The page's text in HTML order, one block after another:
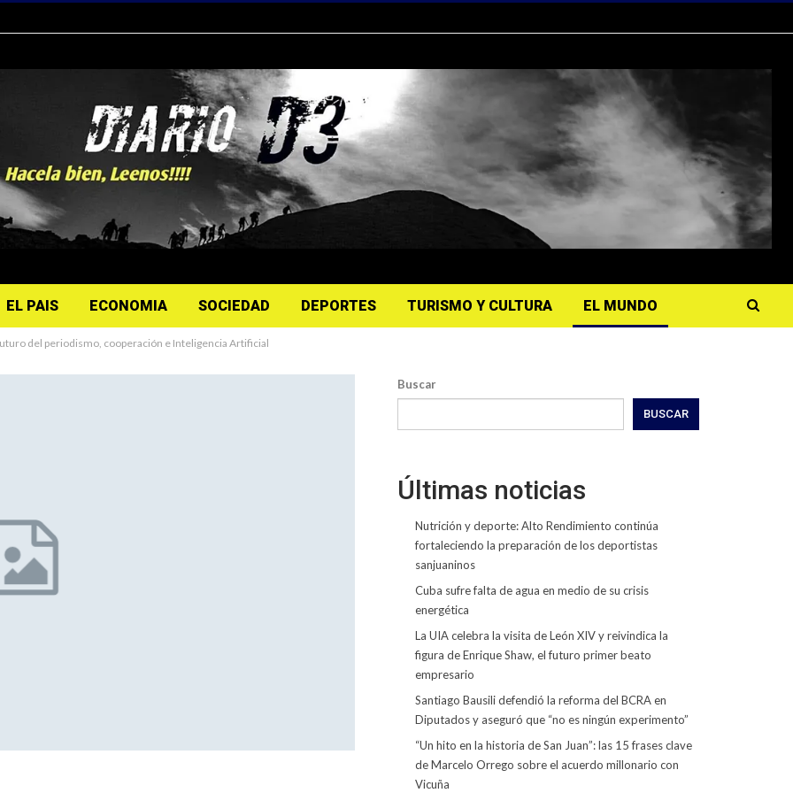
EL PAIS ECONOMIA SOCIEDAD DEPORTES TURISMO Y CULTURA EL MUNDO
del periodismo, cooperación e Inteligencia Artificial
Buscar
BUSCAR
Últimas noticias
Nutrición y deporte: Alto Rendimiento continúa
fortaleciendo la preparación de los deportistas
sanjuaninos
Cuba sufre falta de agua en medio de su crisis
energética
La UIA celebra la visita de León XIV y reivindica la
figura de Enrique Shaw, el futuro primer beato
empresario
Santiago Bausili defendió la reforma del BCRA en
Diputados y aseguró que “no es ningún experimento”
“Un hito en la historia de San Juan”: las 15 frases clave
de Marcelo Orrego sobre el acuerdo millonario con
Vicuña